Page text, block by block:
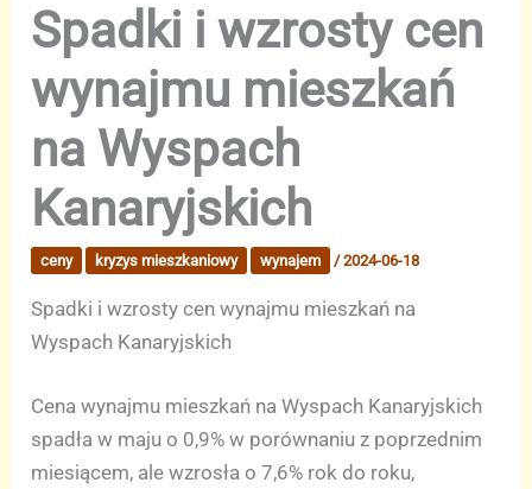
Spadki i wzrosty cen
wynajmu mieszkań
na Wyspach
Kanaryjskich
ceny kryzys mieszkaniowy wynajem /2024-06-18
Spadki i wzrosty cen wynajmu mieszkań na
Wyspach Kanaryjskich
Cena wynajmu mieszkań na Wyspach Kanaryjskich
spadła w maju o 0,9% w porównaniu z poprzednim
miesiącem, ale wzrosła o 7,6% rok do roku,